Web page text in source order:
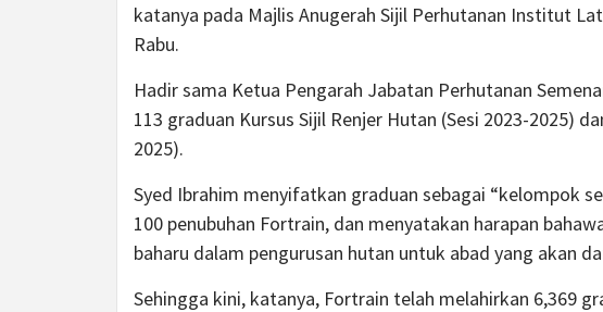
katanya pada Majlis Anugerah Sijil Perhutanan Institut
Rabu.
Hadir sama Ketua Pengarah Jabatan Perhutanan
113 graduan Kursus Sijil Renjer Hutan (Sesi 2023-2025)
2025).
Syed Ibrahim menyifatkan graduan sebagai “kelompok
100 penubuhan Fortrain, dan menyatakan harapan
baharu dalam pengurusan hutan untuk abad yang akan
Sehingga kini, katanya, Fortrain telah melahirkan 6,369